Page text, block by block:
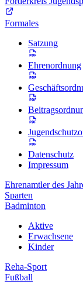
Formales
Satzung
Ehrenordnung
Datenschutz
Impressum
Ehrenamtler des
Sparten
Badminton
Aktive
Erwachsene
Kinder
Reha-Sport
Fußball